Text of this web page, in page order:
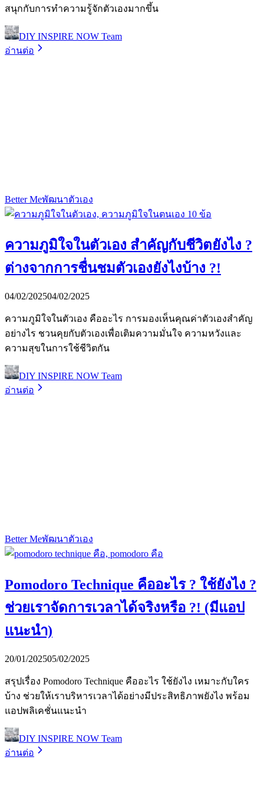
สนุกกับการทำความรู้จักตัวเองมากขึ้น
DIY INSPIRE NOW Team
อ่านต่อ
Better Meพัฒนาตัวเอง
ความภูมิใจในตัวเอง สำคัญกับชีวิตยังไง ?
ต่างจากการชื่นชมตัวเองยังไงบ้าง ?!
04/02/202504/02/2025
ความภูมิใจในตัวเอง คืออะไร การมองเห็นคุณค่าตัวเองสำคัญ
อย่างไร ชวนคุยกับตัวเองเพื่อเติมความมั่นใจ ความหวังและ
ความสุขในการใช้ชีวิตกัน
DIY INSPIRE NOW Team
อ่านต่อ
Better Meพัฒนาตัวเอง
Pomodoro Technique คืออะไร ? ใช้ยังไง ?
ช่วยเราจัดการเวลาได้จริงหรือ ?! (มีแอป
แนะนำ)
20/01/202505/02/2025
สรุปเรื่อง Pomodoro Technique คืออะไร ใช้ยังไง เหมาะกับใคร
บ้าง ช่วยให้เราบริหารเวลาได้อย่างมีประสิทธิภาพยังไง พร้อม
แอปพลิเคชั่นแนะนำ
DIY INSPIRE NOW Team
อ่านต่อ